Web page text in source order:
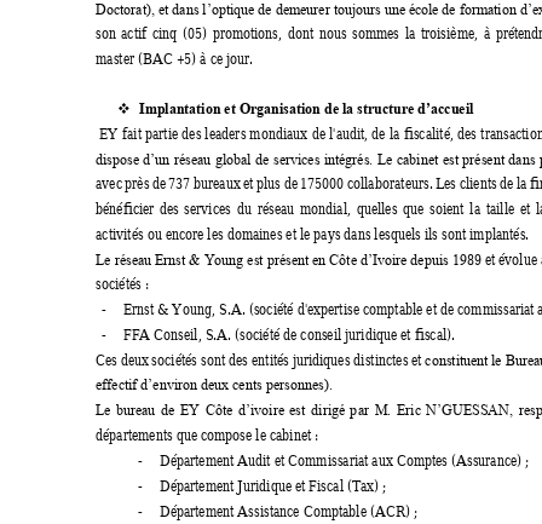
Doctorat), et dans l’optique de demeurer toujours une école de formation
son actif cinq (05) promotions, dont nous sommes la troisième, à
master (BAC +5) à ce jour.
❖ Implantation et Organisation de la structure d’accueil
EY fait partie des leaders mondiaux de l'audit, de la fiscalité, des
dispose d’un réseau global de services intégrés. Le cabinet est présent dans
avec près de 737 bureaux et plus de 175000 collaborateurs. Les clients dela
bénéficier des services du réseau mondial, quelles que soient la taille et
activités ou encore les domaines et le pays dans lesquels ils sont implantés.
Le réseau Ernst & Young est présent en Côte d’Ivoire depuis 1989 et
sociétés :
- Ernst & Young, S.A. (société d'expertise comptable et de commissariat
-
FFA Conseil, S.A. (société de conseil juridique et fiscal).
Ces deux sociétés sont des entités juridiques distinctes et constituent le
effectif d’environ deux cents personnes).
Le bureau de EY Côte d’ivoire est dirigé par M. Eric N’GUESSAN,
départements que compose le cabinet :
- Département Audit et Commissariat aux Comptes (Assurance) ;
- Département Juridique et Fiscal (Tax) ;
- Département Assistance Comptable (ACR) ;